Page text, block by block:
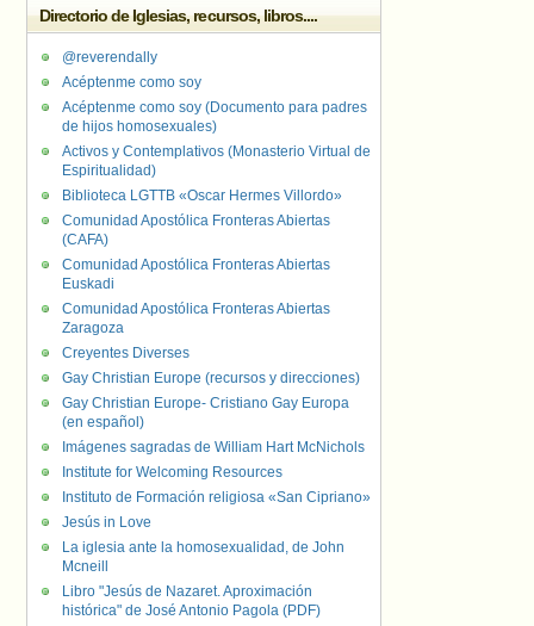
Directorio de Iglesias, recursos, libros....
@reverendally
Acéptenme como soy
Acéptenme como soy (Documento para padres
de hijos homosexuales)
Activos y Contemplativos (Monasterio Virtual de
Espiritualidad)
Biblioteca LGTTB «Oscar Hermes Villordo»
Comunidad Apostólica Fronteras Abiertas
(CAFA)
Comunidad Apostólica Fronteras Abiertas
Euskadi
Comunidad Apostólica Fronteras Abiertas
Zaragoza
Creyentes Diverses
Gay Christian Europe (recursos y direcciones)
Gay Christian Europe- Cristiano Gay Europa
(en español)
Imágenes sagradas de William Hart McNichols
Institute for Welcoming Resources
Instituto de Formación religiosa «San Cipriano»
Jesús in Love
La iglesia ante la homosexualidad, de John
Mcneill
Libro "Jesús de Nazaret. Aproximación
histórica" de José Antonio Pagola (PDF)